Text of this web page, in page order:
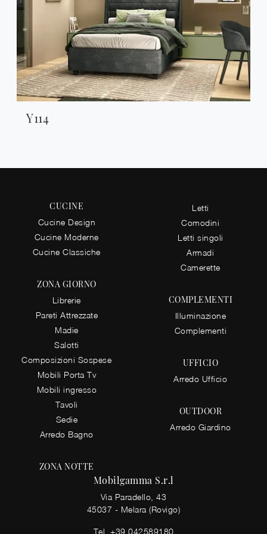
Y114
CUCINE
Cucine Design
Cucine Moderne
Cucine Classiche
ZONA GIORNO
Librerie
Pareti Attrezzate
Madie
Salotti
Composizioni Sospese
Mobili Porta Tv
Mobili ingresso
Tavoli
Sedie
Arredo Bagno
ZONA NOTTE
Letti
Comodini
Letti singoli
Armadi
Camerette
COMPLEMENTI
Illuminazione
Complementi
UFFICIO
Arredo Ufficio
OUTDOOR
Arredo Giardino
Mobilgamma S.r.l
Via Paradello, 43
45037 - Melara (Rovigo)
Tel. +39 042589180